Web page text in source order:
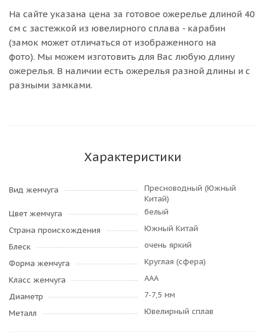
На сайте указана цена за готовое ожерелье длиной 40
см с застежкой из ювелирного сплава - карабин
(замок может отличаться от изображенного на
фото). Мы можем изготовить для Вас любую длину
ожерелья. В наличии есть ожерелья разной длины и с
разными замками.
Характеристики
Вид жемчуга
Пресноводный (Южный
Китай)
Цвет жемчуга
белый
Страна происхождения
Южный Китай
Блеск
очень яркий
Форма жемчуга
Круглая (сфера)
Класс жемчуга
AAA
Диаметр
7-7,5 мм
Металл
Ювелирный сплав